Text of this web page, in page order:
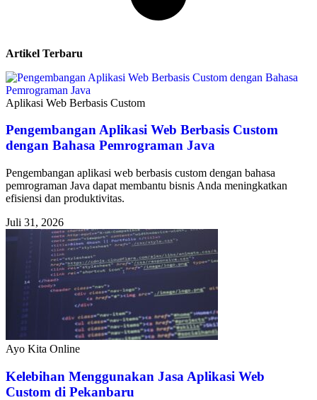
Artikel Terbaru
Aplikasi Web Berbasis Custom
Pengembangan Aplikasi Web Berbasis Custom
dengan Bahasa Pemrograman Java
Pengembangan aplikasi web berbasis custom dengan bahasa
pemrograman Java dapat membantu bisnis Anda meningkatkan
efisiensi dan produktivitas.
Juli 31, 2026
Ayo Kita Online
Kelebihan Menggunakan Jasa Aplikasi Web
Custom di Pekanbaru